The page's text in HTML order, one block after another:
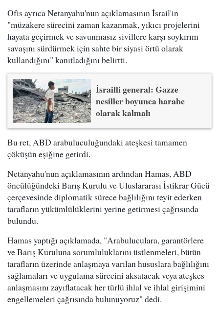
Ofis ayrıca Netanyahu'nun açıklamasının İsrail'in
"müzakere sürecini zaman kazanmak, yıkıcı projelerini
hayata geçirmek ve savunmasız sivillere karşı soykırım
savaşını sürdürmek için sahte bir siyasi örtü olarak
kullandığını" kanıtladığını belirtti.
İsrailli general: Gazze
nesiller boyunca harabe
olarak kalmalı
Bu ret, ABD arabuluculuğundaki ateşkesi tamamen
çöküşün eşiğine getirdi.
Netanyahu'nun açıklamasının ardından Hamas, ABD
öncülüğündeki Barış Kurulu ve Uluslararası İstikrar Gücü
çerçevesinde diplomatik sürece bağlılığını teyit ederken
tarafların yükümlülüklerini yerine getirmesi çağrısında
bulundu.
Hamas yaptığı açıklamada, "Arabuluculara, garantörlere
ve Barış Kuruluna sorumluluklarını üstlenmeleri, bütün
tarafların üzerinde anlaşmaya varılan hususlara bağlılığını
sağlamaları ve uygulama sürecini aksatacak veya ateşkes
anlaşmasını zayıflatacak her türlü ihlal ve ihlal girişimini
engellemeleri çağrısında bulunuyoruz" dedi.